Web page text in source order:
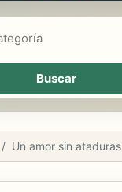
Un amor sin ataduras